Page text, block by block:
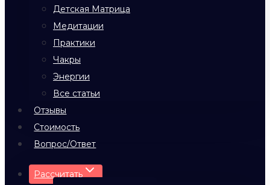
Детская Матрица
Медитации
Практики
Чакры
Энергии
Все статьи
Отзывы
Стоимость
Вопрос/Ответ
Рассчитать